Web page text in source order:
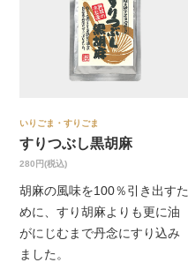
いりごま・すりごま
すりつぶし黒胡麻
280円(税込)
胡麻の風味を100％引き出すた
めに、すり胡麻よりも更に油
がにじむまで丹念にすり込み
ました。